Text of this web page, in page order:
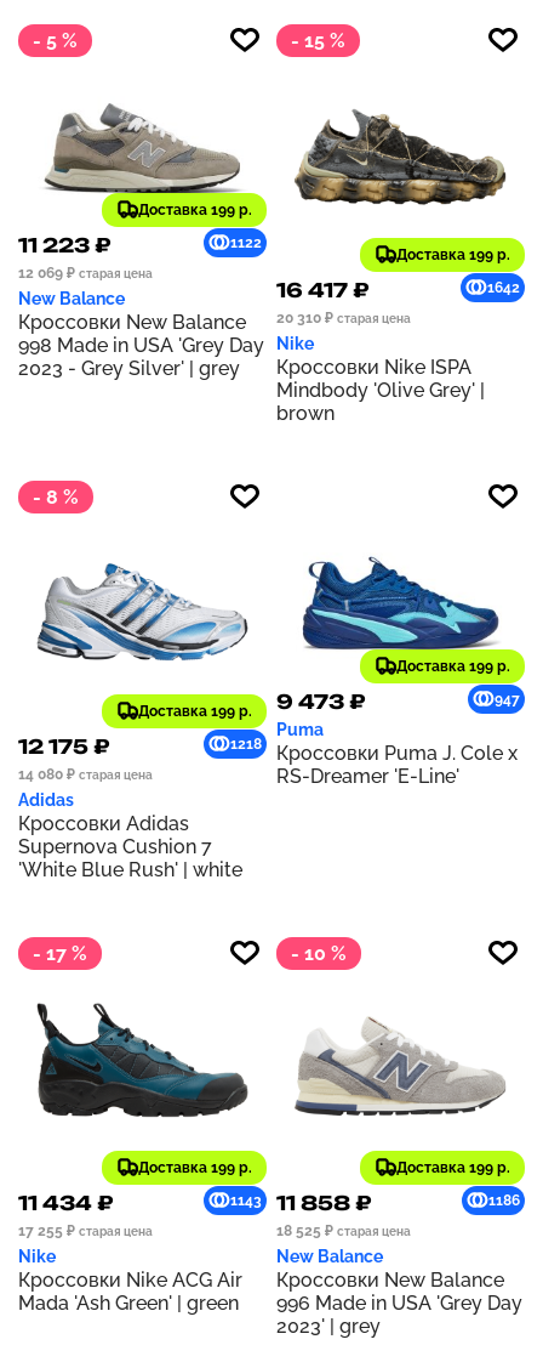
- 5 %
Доставка 199 р.
11 223 ₽
1122
12 069 ₽ старая цена
New Balance
Кроссовки New Balance
998 Made in USA 'Grey Day
2023 - Grey Silver' | grey
- 15 %
Доставка 199 р.
16 417 ₽
1642
20 310 ₽ старая цена
Nike
Кроссовки Nike ISPA
Mindbody 'Olive Grey' |
brown
- 8 %
Доставка 199 р.
12 175 ₽
1218
14 080 ₽ старая цена
Adidas
Кроссовки Adidas
Supernova Cushion 7
'White Blue Rush' | white
Доставка 199 р.
9 473 ₽ 947
Puma
Кроссовки Puma J. Cole x
RS-Dreamer 'E-Line'
- 17 %
Доставка 199 р.
11 434 ₽
1143
17 255 ₽ старая цена
Nike
Кроссовки Nike ACG Air
Mada 'Ash Green' | green
- 10 %
Доставка 199 р.
11 858 ₽
1186
18 525 ₽ старая цена
New Balance
Кроссовки New Balance
996 Made in USA 'Grey Day
2023' | grey